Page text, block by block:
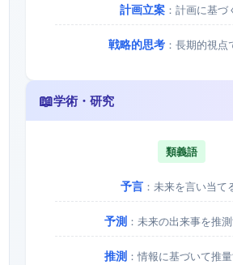
計画立案：計画に基づ
戦略的思考 ：長期的視
📖学術・研究
類義語
予言：未来を言い当て
予測 ：未来の出来事を推
推測 ：情報に基づいて推